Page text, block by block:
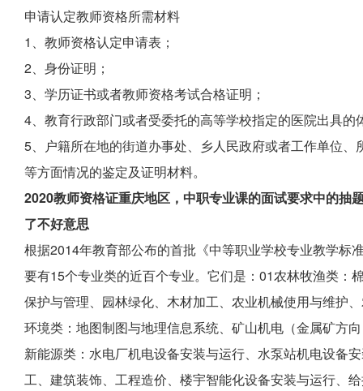
申请认定教师资格所需材料
1、教师资格认定申请表；
2、身份证明；
3、学历证书或者教师资格考试合格证明；
4、教育行政部门或者受委托的高等学校指定的医院出具的
5、户籍所在地的街道办事处、乡人民政府或者工作单位
等方面情况的鉴定及证明材料。
2020教师资格证重庆地区，中职专业课的面试要求中的抽
了不好意思
根据2014年教育部公布的首批《中等职业学校专业教学标
要有15个专业类的近百个专业。它们是：01农林牧渔类：
保护与管理、园林绿化、木材加工、农业机械使用与维护
环境类：地图制图与地理信息系统、矿山机电（金属矿方
新能源类：水电厂机电设备安装与运行、水泵站机电设备
工、建筑装饰、工程造价、楼宇智能化设备安装与运行、